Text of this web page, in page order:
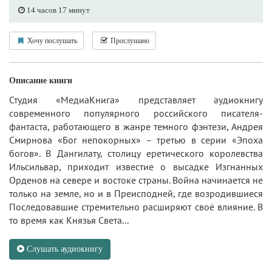
14 часов 17 минут
Хочу послушать Прослушано
Описание книги
Студия «МедиаКнига» представляет аудиокнигу
современного популярного российского писателя-
фантаста, работающего в жанре темного фэнтези, Андрея
Смирнова «Бог непокорных» – третью в серии «Эпоха
богов». В Дангилату, столицу еретического королевства
Ильсильвар, приходит известие о высадке Изгнанных
Орденов на севере и востоке страны. Война начинается не
только на земле, но и в Преисподней, где возродившиеся
Последовавшие стремительно расширяют своё влияние. В
то время как Князья Света...
Слушать аудиокнигу